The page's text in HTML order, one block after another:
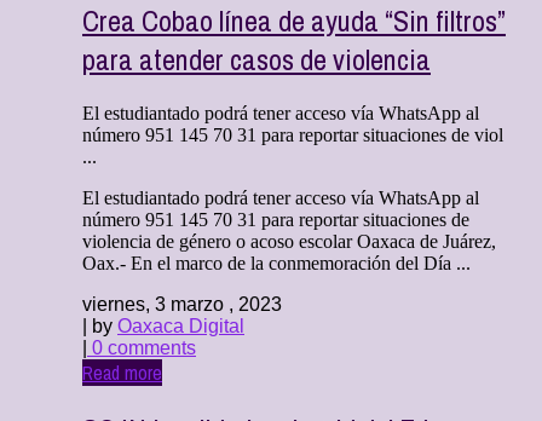
Crea Cobao línea de ayuda “Sin filtros”
para atender casos de violencia
El estudiantado podrá tener acceso vía WhatsApp al
número 951 145 70 31 para reportar situaciones de viol
...
El estudiantado podrá tener acceso vía WhatsApp al
número 951 145 70 31 para reportar situaciones de
violencia de género o acoso escolar Oaxaca de Juárez,
Oax.- En el marco de la conmemoración del Día ...
viernes, 3 marzo , 2023
| by Oaxaca Digital
0 comments
Read more